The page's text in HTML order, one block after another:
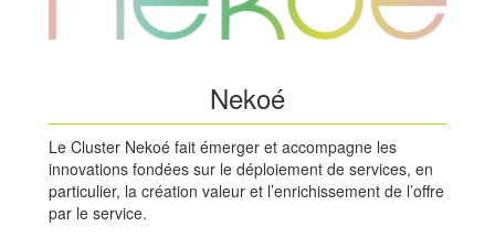
Nekoé
Le Cluster Nekoé fait émerger et accompagne les
innovations fondées sur le déploiement de services, en
particulier, la création valeur et l’enrichissement de l’offre
par le service.